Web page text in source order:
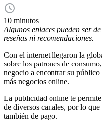
10 minutos
Algunos enlaces pueden ser
reseñas ni recomendaciones.
Con el internet llegaron la
sobre los patrones de
negocio a encontrar su
más negocios online.
La publicidad online te
de diversos canales, por lo
también de pago.